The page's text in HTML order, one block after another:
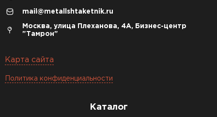
mail@metallshtaketnik.ru
Москва, улица Плеханова, 4А, Бизнес-центр
"Тамрон"
Карта сайта
Политика конфиденциальности
Каталог